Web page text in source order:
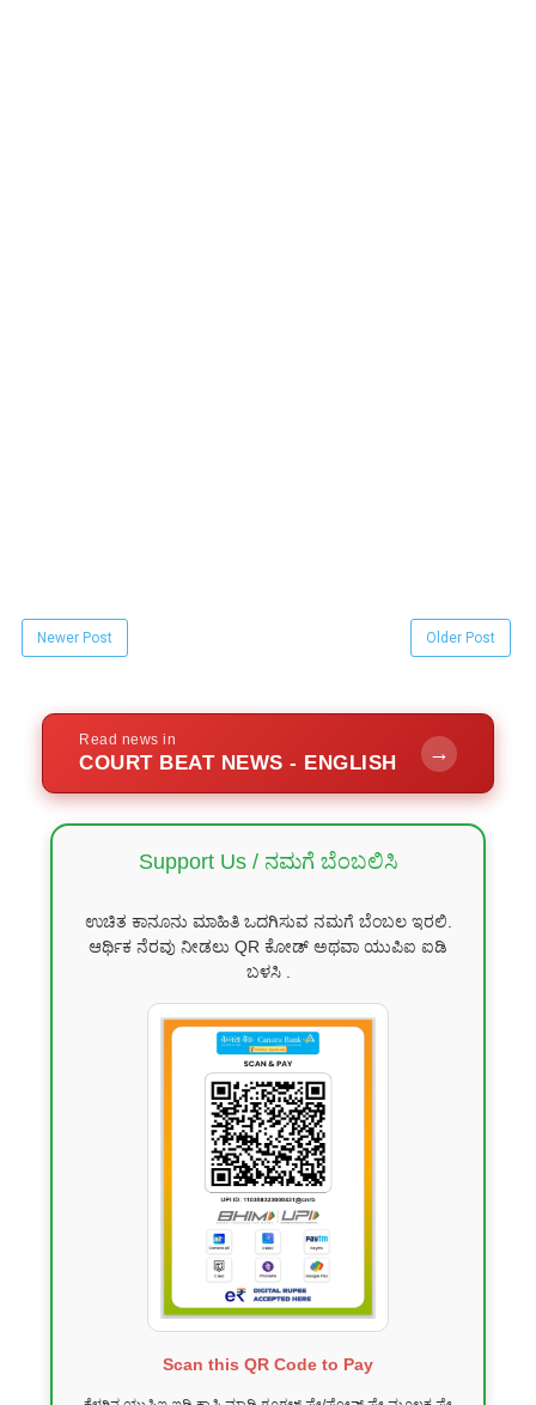
Newer Post Older Post
Read news in
COURT BEAT NEWS - ENGLISH →
Support Us / ನಮಗೆ ಬೆಂಬಲಿಸಿ
ಉಚಿತ ಕಾನೂನು ಮಾಹಿತಿ ಒದಗಿಸುವ ನಮಗೆ ಬೆಂಬಲ ಇರಲಿ.
ಆರ್ಥಿಕ ನೆರವು ನೀಡಲು QR ಕೋಡ್ ಅಥವಾ ಯುಪಿಐ ಐಡಿ
ಬಳಸಿ .
Scan this QR Code to Pay